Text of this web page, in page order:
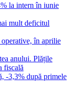
la intern în iunie
mult deficitul
în aprilie
anului. Plățile
fiscală
-3,3% după primele